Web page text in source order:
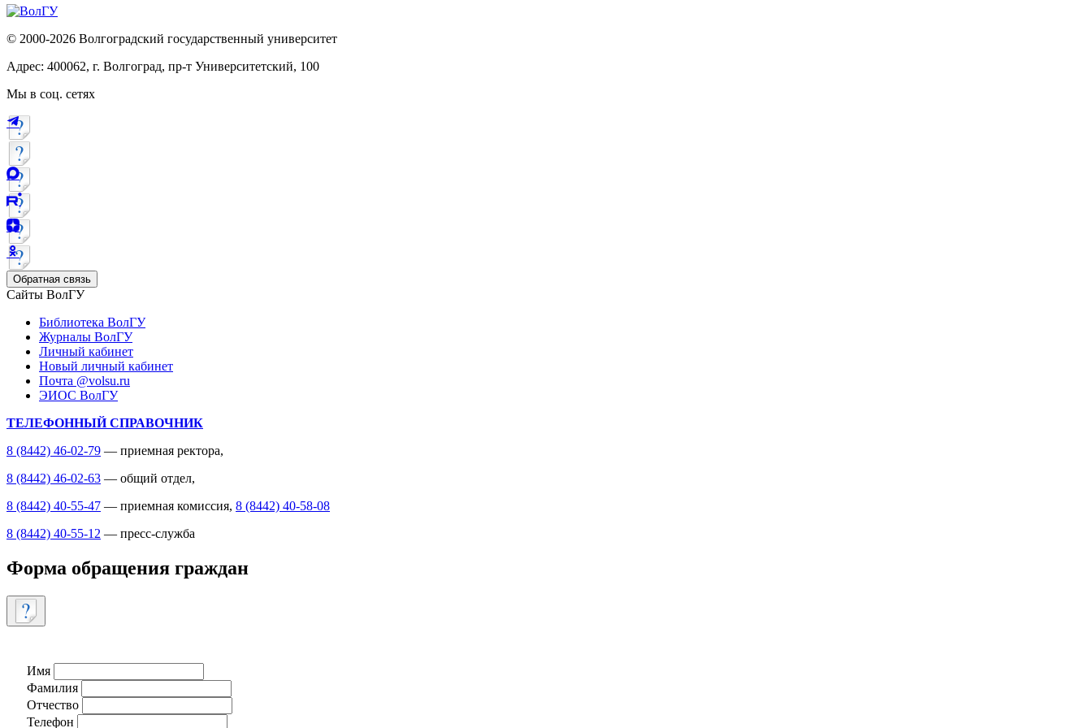
© 2000-2026 Волгоградский государственный университет
Адрес: 400062, г. Волгоград, пр-т Университетский, 100
Мы в соц. сетях
Обратная связь
Сайты ВолГУ
Библиотека ВолГУ
Журналы ВолГУ
Личный кабинет
Новый личный кабинет
Почта @volsu.ru
ЭИОС ВолГУ
ТЕЛЕФОННЫЙ СПРАВОЧНИК
8 (8442) 46-02-79 — приемная ректора,
8 (8442) 46-02-63 — общий отдел,
8 (8442) 40-55-47 — приемная комиссия, 8 (8442) 40-58-08
8 (8442) 40-55-12 — пресс-служба
Форма обращения граждан
Имя
Фамилия
Отчество
Телефон